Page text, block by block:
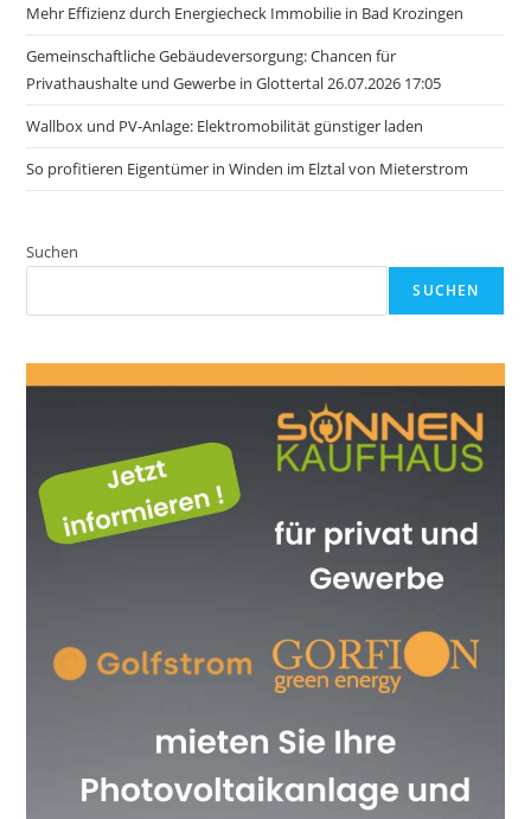
Mehr Effizienz durch Energiecheck Immobilie in Bad Krozingen
Gemeinschaftliche Gebäudeversorgung: Chancen für
Privathaushalte und Gewerbe in Glottertal 26.07.2026 17:05
Wallbox und PV-Anlage: Elektromobilität günstiger laden
So profitieren Eigentümer in Winden im Elztal von Mieterstrom
Suchen
SUCHEN